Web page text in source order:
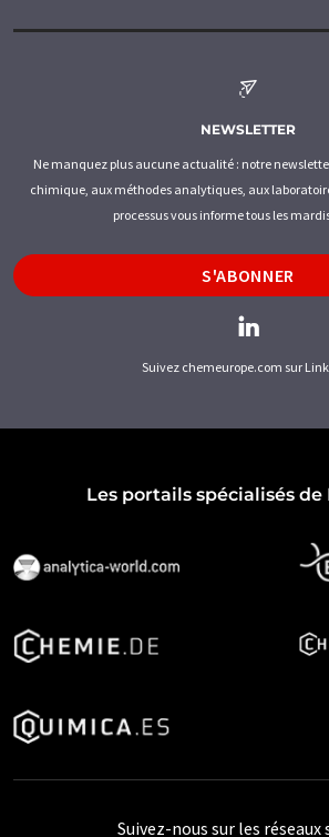
NEWSLETTER
Ne manquez plus aucune actualité : notre
chimique, aux méthodes analytiques, aux
processus vous informe tous les
S'ABONNER
Suivez chemeurope.com sur
Les portails spécialisés de
Suivez-nous sur les réseaux